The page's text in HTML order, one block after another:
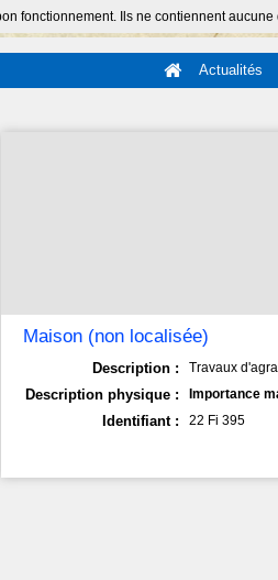
fonctionnement. Ils ne contiennent
Actualités
Maison (non localisée)
Description : Travaux
Description physique : Importance
Identifiant : 22 Fi 395